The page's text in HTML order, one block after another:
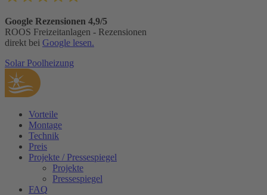
Google Rezensionen 4,9/5
ROOS Freizeitanlagen - Rezensionen
direkt bei Google lesen.
Solar Poolheizung
Vorteile
Montage
Technik
Preis
Projekte / Pressespiegel
Projekte
Pressespiegel
FAQ